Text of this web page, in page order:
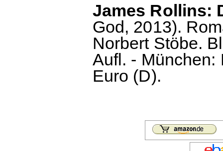
James Rollins:
God, 2013).
Norbert Stöbe.
Aufl. - München:
Euro (D).